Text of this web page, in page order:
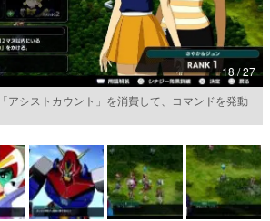
とは？
18 / 27
アシストカウント」を消費して、コマンドを発動